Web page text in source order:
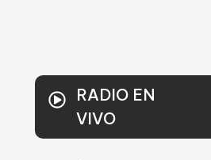
RADIO EN
VIVO